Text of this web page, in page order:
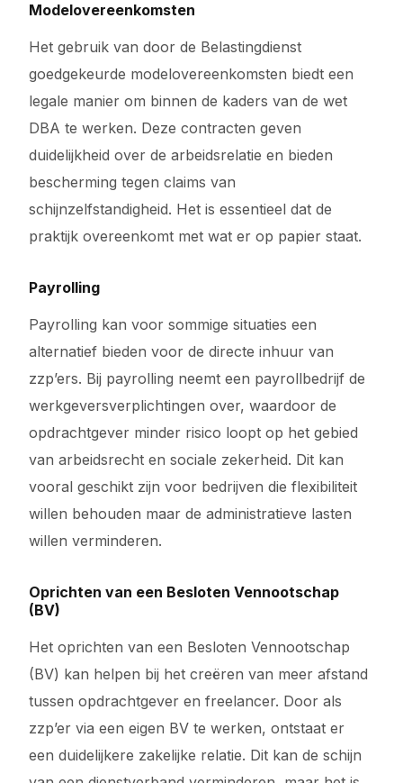
Modelovereenkomsten
Het gebruik van door de Belastingdienst
goedgekeurde modelovereenkomsten biedt een
legale manier om binnen de kaders van de wet
DBA te werken. Deze contracten geven
duidelijkheid over de arbeidsrelatie en bieden
bescherming tegen claims van
schijnzelfstandigheid. Het is essentieel dat de
praktijk overeenkomt met wat er op papier staat.
Payrolling
Payrolling kan voor sommige situaties een
alternatief bieden voor de directe inhuur van
zzp’ers. Bij payrolling neemt een payrollbedrijf de
werkgeversverplichtingen over, waardoor de
opdrachtgever minder risico loopt op het gebied
van arbeidsrecht en sociale zekerheid. Dit kan
vooral geschikt zijn voor bedrijven die flexibiliteit
willen behouden maar de administratieve lasten
willen verminderen.
Oprichten van een Besloten Vennootschap
(BV)
Het oprichten van een Besloten Vennootschap
(BV) kan helpen bij het creëren van meer afstand
tussen opdrachtgever en freelancer. Door als
zzp’er via een eigen BV te werken, ontstaat er
een duidelijkere zakelijke relatie. Dit kan de schijn